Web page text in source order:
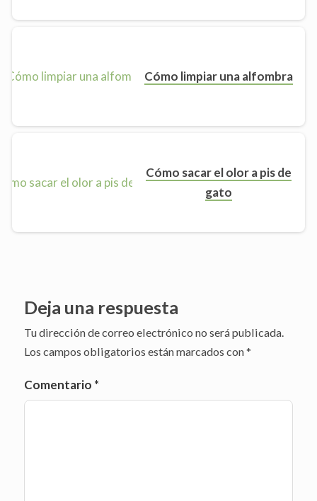
Cómo limpiar una alfombra
Cómo sacar el olor a pis de
gato
Deja una respuesta
Tu dirección de correo electrónico no será publicada.
Los campos obligatorios están marcados con*
Comentario *